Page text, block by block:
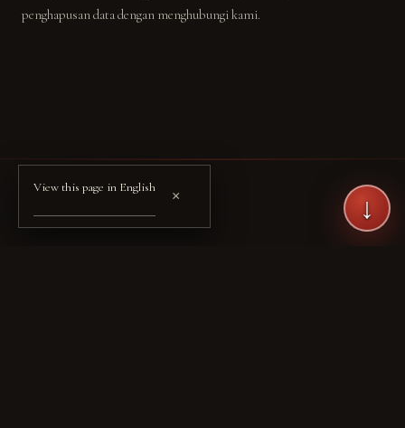
penghapusan data dengan menghubungi kami.
↓
View this page in English
×